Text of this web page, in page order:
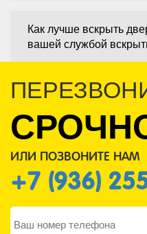
Как лучше вскрыть
вашей службой
ИЛИ ПОЗВОНИТЕ НАМ
+7 (936)